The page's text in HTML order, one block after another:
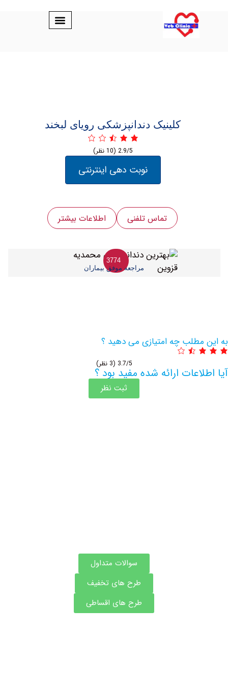
کلینیک دندانپزشکی رویای لبخند
نوبت دهی اینترنتی
تماس تلفنی اطلاعات بیشتر
3774
مراجعه موفق بیماران
چه امتیازی می دهید ؟
ارائه شده مفید بود ؟
سوالات متداول
طرح های تخفیف
طرح های اقساطی